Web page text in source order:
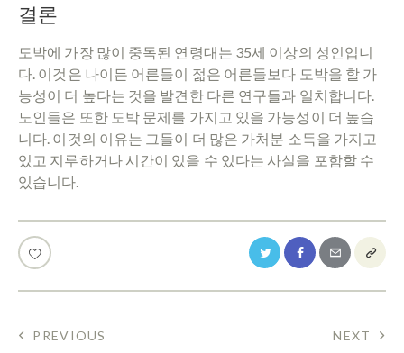
결론
도박에 가장 많이 중독된 연령대는 35세 이상의 성인입니
다. 이것은 나이든 어른들이 젊은 어른들보다 도박을 할 가
능성이 더 높다는 것을 발견한 다른 연구들과 일치합니다.
노인들은 또한 도박 문제를 가지고 있을 가능성이 더 높습
니다. 이것의 이유는 그들이 더 많은 가처분 소득을 가지고
있고 지루하거나 시간이 있을 수 있다는 사실을 포함할 수
있습니다.
POST
PREVIOUS NEXT